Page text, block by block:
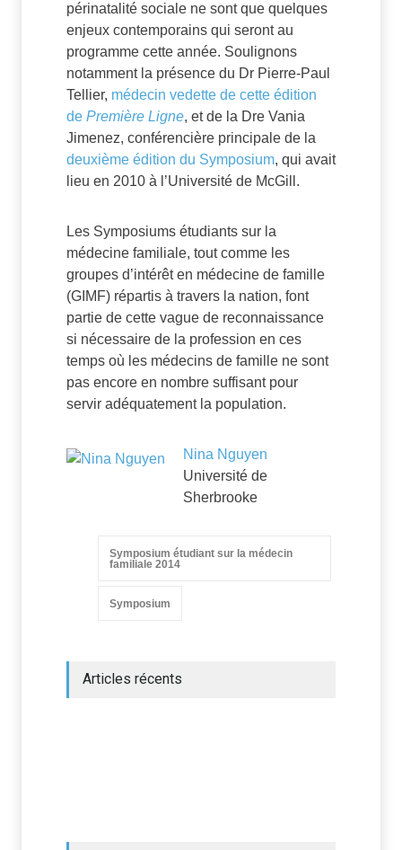
périnatalité sociale ne sont que quelques
enjeux contemporains qui seront au
programme cette année. Soulignons
notamment la présence du Dr Pierre-Paul
Tellier, médecin vedette de cette édition
de Première Ligne, et de la Dre Vania
Jimenez, conférencière principale de la
deuxième édition du Symposium, qui avait
lieu en 2010 à l’Université de McGill.
Les Symposiums étudiants sur la
médecine familiale, tout comme les
groupes d’intérêt en médecine de famille
(GIMF) répartis à travers la nation, font
partie de cette vague de reconnaissance
si nécessaire de la profession en ces
temps où les médecins de famille ne sont
pas encore en nombre suffisant pour
servir adéquatement la population.
Nina Nguyen
Université de
Sherbrooke
Symposium étudiant sur la médecin
familiale 2014
Symposium
Articles récents